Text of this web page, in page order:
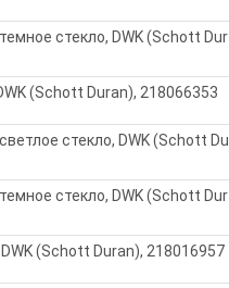
стекло, DWK (Schott Dur
(Schott Duran), 218066353
стекло, DWK (Schott Du
стекло, DWK (Schott Dur
(Schott Duran), 218016957